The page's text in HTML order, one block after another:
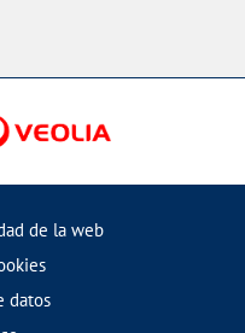
de la web
datos